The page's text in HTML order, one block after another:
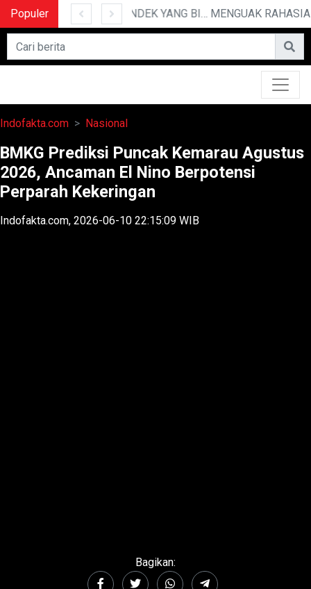
Populer 10 CERITA LUCU PENDEK YANG BIKIN NGAKAK
Indofakta.com Nasional
BMKG Prediksi Puncak Kemarau Agustus
2026, Ancaman El Nino Berpotensi
Perparah Kekeringan
Indofakta.com, 2026-06-10 22:15:09 WIB
Bagikan: